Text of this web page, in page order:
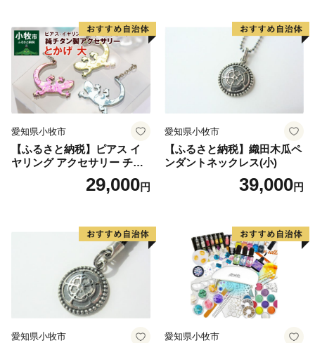
愛知県小牧市
【ふるさと納税】ピアス イ
ヤリング アクセサリー チタ
ン とかげ 計6種 金属アレル
ギー対応 軽い ピンク イエロ
贈答用 オリジナル ハンドメ
イド 純チタン 送料無料
29,000円
愛知県小牧市
【ふるさと納税】織田木瓜ペ
ンダントネックレス(小)
39,000円
愛知県小牧市 愛知県小牧市